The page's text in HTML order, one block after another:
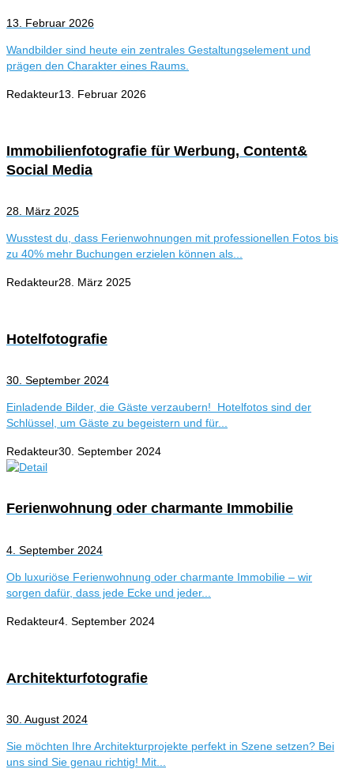
13. Februar 2026
Wandbilder sind heute ein zentrales Gestaltungselement und
prägen den Charakter eines Raums.
Redakteur13. Februar 2026
Immobilienfotografie für Werbung, Content&
Social Media
28. März 2025
Wusstest du, dass Ferienwohnungen mit professionellen Fotos bis
zu 40% mehr Buchungen erzielen können als...
Redakteur28. März 2025
Hotelfotografie
30. September 2024
Einladende Bilder, die Gäste verzaubern! Hotelfotos sind der
Schlüssel, um Gäste zu begeistern und für...
Redakteur30. September 2024
Ferienwohnung oder charmante Immobilie
4. September 2024
Ob luxuriöse Ferienwohnung oder charmante Immobilie – wir
sorgen dafür, dass jede Ecke und jeder...
Redakteur4. September 2024
Architekturfotografie
30. August 2024
Sie möchten Ihre Architekturprojekte perfekt in Szene setzen? Bei
uns sind Sie genau richtig! Mit...